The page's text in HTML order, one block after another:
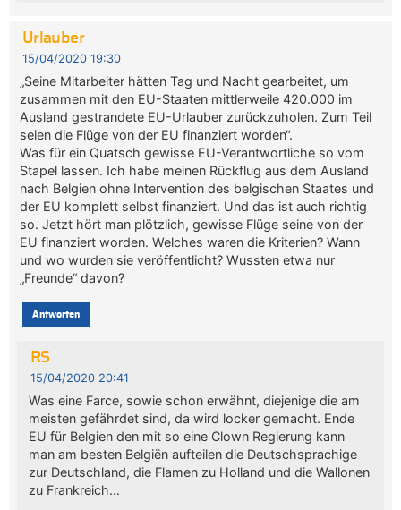
Urlauber
15/04/2020 19:30
„Seine Mitarbeiter hätten Tag und Nacht gearbeitet, um
zusammen mit den EU-Staaten mittlerweile 420.000 im
Ausland gestrandete EU-Urlauber zurückzuholen. Zum Teil
seien die Flüge von der EU finanziert worden“.
Was für ein Quatsch gewisse EU-Verantwortliche so vom
Stapel lassen. Ich habe meinen Rückflug aus dem Ausland
nach Belgien ohne Intervention des belgischen Staates und
der EU komplett selbst finanziert. Und das ist auch richtig
so. Jetzt hört man plötzlich, gewisse Flüge seine von der
EU finanziert worden. Welches waren die Kriterien? Wann
und wo wurden sie veröffentlicht? Wussten etwa nur
„Freunde“ davon?
Antworten
RS
15/04/2020 20:41
Was eine Farce, sowie schon erwähnt, diejenige die am
meisten gefährdet sind, da wird locker gemacht. Ende
EU für Belgien den mit so eine Clown Regierung kann
man am besten Belgiën aufteilen die Deutschsprachige
zur Deutschland, die Flamen zu Holland und die Wallonen
zu Frankreich…